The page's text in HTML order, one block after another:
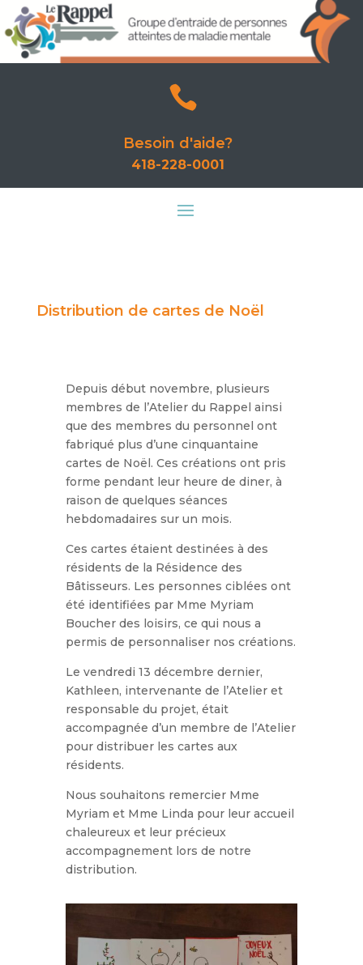

Besoin d'aide?
418-228-0001
Distribution de cartes de Noël
Depuis début novembre, plusieurs
membres de l’Atelier du Rappel ainsi
que des membres du personnel ont
fabriqué plus d’une cinquantaine
cartes de Noël. Ces créations ont pris
forme pendant leur heure de diner, à
raison de quelques séances
hebdomadaires sur un mois.
Ces cartes étaient destinées à des
résidents de la Résidence des
Bâtisseurs. Les personnes ciblées ont
été identifiées par Mme Myriam
Boucher des loisirs, ce qui nous a
permis de personnaliser nos créations.
Le vendredi 13 décembre dernier,
Kathleen, intervenante de l’Atelier et
responsable du projet, était
accompagnée d’un membre de l’Atelier
pour distribuer les cartes aux
résidents.
Nous souhaitons remercier Mme
Myriam et Mme Linda pour leur accueil
chaleureux et leur précieux
accompagnement lors de notre
distribution.